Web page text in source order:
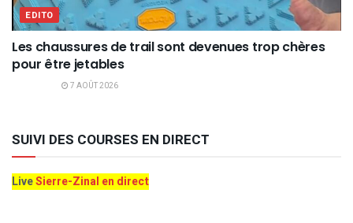
EDITO
Les chaussures de trail sont devenues trop chères
pour être jetables
7 AOÛT 2026
SUIVI DES COURSES EN DIRECT
LiveSierre-Zinal en direct